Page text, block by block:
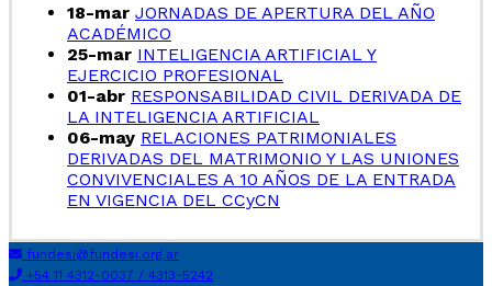
18-mar JORNADAS DE APERTURA DEL AÑO
ACADÉMICO
25-mar INTELIGENCIA ARTIFICIAL Y
EJERCICIO PROFESIONAL
01-abr RESPONSABILIDAD CIVIL DERIVADA DE
LA INTELIGENCIA ARTIFICIAL
06-may RELACIONES PATRIMONIALES
DERIVADAS DEL MATRIMONIO Y LAS UNIONES
CONVIVENCIALES A 10 AÑOS DE LA ENTRADA
EN VIGENCIA DEL CCyCN
fundesi@fundesi.org.ar
+54 11 4312-0037 / 4313-5242